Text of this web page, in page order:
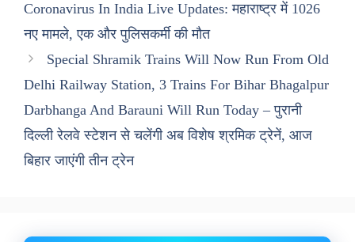
Coronavirus In India Live Updates: महाराष्ट्र में 1026
नए मामले, एक और पुलिसकर्मी की मौत
Special Shramik Trains Will Now Run From Old
Delhi Railway Station, 3 Trains For Bihar Bhagalpur
Darbhanga And Barauni Will Run Today – पुरानी
दिल्ली रेलवे स्टेशन से चलेंगी अब विशेष श्रमिक ट्रेनें, आज
बिहार जाएंगी तीन ट्रेन